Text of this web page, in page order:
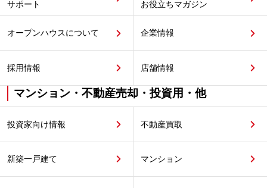
サポート
お役立ちマガジン
オープンハウスについて 企業情報
採用情報 店舗情報
マンション・不動産売却・投資用・他
投資家向け情報 不動産買取
新築一戸建て マンション